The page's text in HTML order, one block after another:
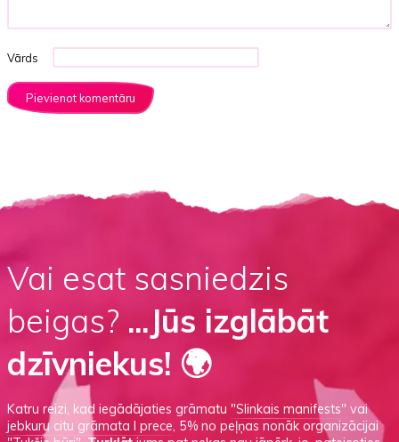
Vārds
Vai esat sasniedzis
beigas? ...Jūs izglābāt
dzīvniekus! 🌍
Katru reizi, kad iegādājaties grāmatu "Slinkais manifests" vai
jebkuru citu grāmata I prece, 5% no peļņas nonāk organizācijai